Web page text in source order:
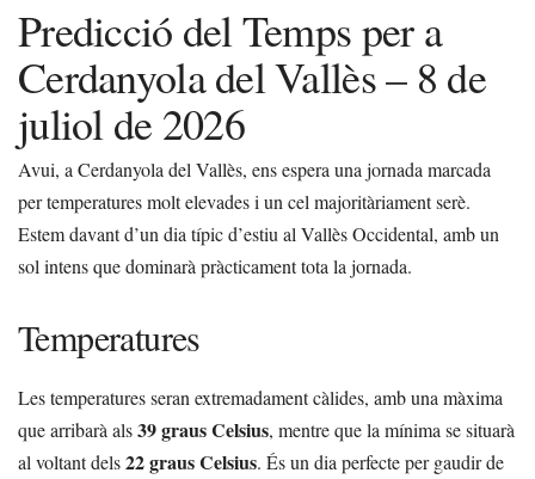
Predicció del Temps per a
Cerdanyola del Vallès – 8 de
juliol de 2026
Avui, a Cerdanyola del Vallès, ens espera una jornada marcada
per temperatures molt elevades i un cel majoritàriament serè.
Estem davant d’un dia típic d’estiu al Vallès Occidental, amb un
sol intens que dominarà pràcticament tota la jornada.
Temperatures
Les temperatures seran extremadament càlides, amb una màxima
que arribarà als39 graus Celsius, mentre que la mínima se situarà
al voltant dels22 graus Celsius. És un dia perfecte per gaudir de